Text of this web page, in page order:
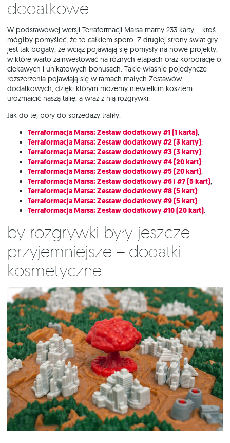
dodatkowe
W podstawowej wersji Terraformacji Marsa mamy 233 karty – ktoś
mógłby pomyśleć, że to całkiem sporo. Z drugiej strony świat gry
jest tak bogaty, że wciąż pojawiają się pomysły na nowe projekty,
w które warto zainwestować na różnych etapach oraz korporacje o
ciekawych i unikatowych bonusach. Takie właśnie pojedyncze
rozszerzenia pojawiają się w ramach małych Zestawów
dodatkowych, dzięki którym możemy niewielkim kosztem
urozmaicić naszą talię, a wraz z nią rozgrywki.
Jak do tej pory do sprzedaży trafiły:
Terraformacja Marsa: Zestaw dodatkowy #1 (1 karta);
Terraformacja Marsa: Zestaw dodatkowy #2 (3 karty);
Terraformacja Marsa: Zestaw dodatkowy #3 (3 karty);
Terraformacja Marsa: Zestaw dodatkowy #4 (20 kart);
Terraformacja Marsa: Zestaw dodatkowy #5 (20 kart);
Terraformacja Marsa: Zestaw dodatkowy #6 i #7 (5 kart);
Terraformacja Marsa: Zestaw dodatkowy #8 (5 kart);
Terraformacja Marsa: Zestaw dodatkowy #9 (5 kart);
Terraformacja Marsa: Zestaw dodatkowy #10 (20 kart).
By rozgrywki były jeszcze
przyjemniejsze – dodatki
kosmetyczne